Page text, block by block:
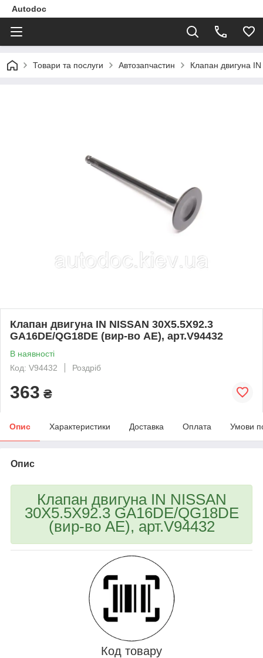
Autodoc
Товари та послуги Автозапчастин Клапан двигуна
Клапан двигуна IN NISSAN 30X5.5X92.3
GA16DE/QG18DE (вир-во AE), арт.V94432
В наявності
Код: V94432
Роздріб
363 ₴
Опис Характеристики Доставка Оплата Умови
Опис
Клапан двигуна IN NISSAN
30X5.5X92.3 GA16DE/QG18DE
(вир-во AE), арт.V94432
Код товару